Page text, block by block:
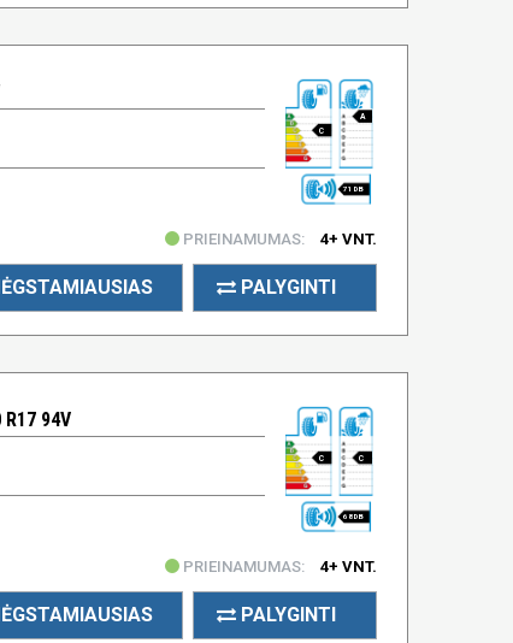
C
A
71 DB
PRIEINAMUMAS: 4+ VNT.
PALYGINTI
R17 94V
C C
68 DB
PRIEINAMUMAS: 4+ VNT.
PALYGINTI